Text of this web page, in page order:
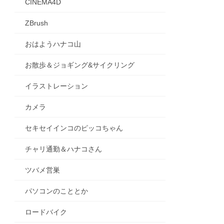
CINEMA4D
ZBrush
おはようハナコ山
お散歩＆ジョギング&サイクリング
イラストレーション
カメラ
セキセイインコのピッコちゃん
チャリ通勤＆ハナコさん
ツバメ営巣
パソコンのこととか
ロードバイク